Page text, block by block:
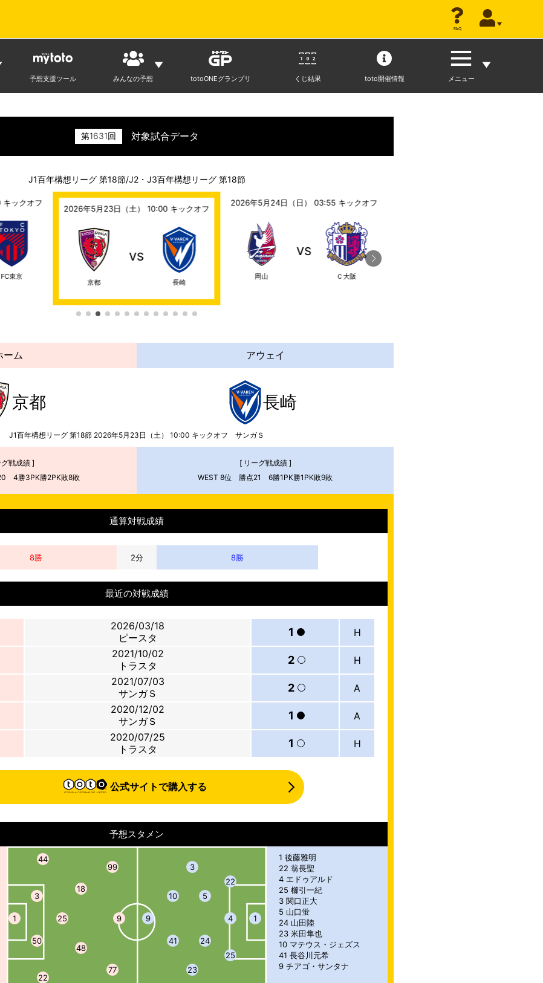
FAQ
予想支援ツール みんなの予想 totoONEグランプリ くじ結果 toto開催情報 メニュー
第1631回 対象試合データ
J1百年構想リーグ 第18節/J2・J3百年構想リーグ 第18節
キックオフ
FC東京
2026年5月23日（土） 10:00 キックオフ
京都
VS
長崎
2026年5月24日（日） 03:55 キックオフ
岡山
VS
Ｃ大阪
ーム アウェイ
京都 長崎
J1百年構想リーグ 第18節 2026年5月23日（土） 10:00 キックオフ サンガＳ
戦成績 ]
4勝3PK勝2PK敗8敗
[ リーグ戦成績 ]
WEST 8位 勝点21 6勝1PK勝1PK敗9敗
通算対戦成績
8勝 2分 8勝
最近の対戦成績
2026/03/18
ピースタ
1 H
2021/10/02
トラスタ
2 H
2021/07/03
サンガＳ
2 A
2020/12/02
サンガＳ
1 A
2020/07/25
トラスタ
1 H
公式サイトで購入する
予想スタメン
44
99
18
3
1 25 9
50
48
77
22
3
22
10
5
9 4 1
41
24
25
23
1 後藤雅明
22 翁長聖
4 エドゥアルド
25 櫛引一紀
3 関口正大
5 山口蛍
24 山田陸
23 米田隼也
10 マテウス・ジェズス
41 長谷川元希
9 チアゴ・サンタナ